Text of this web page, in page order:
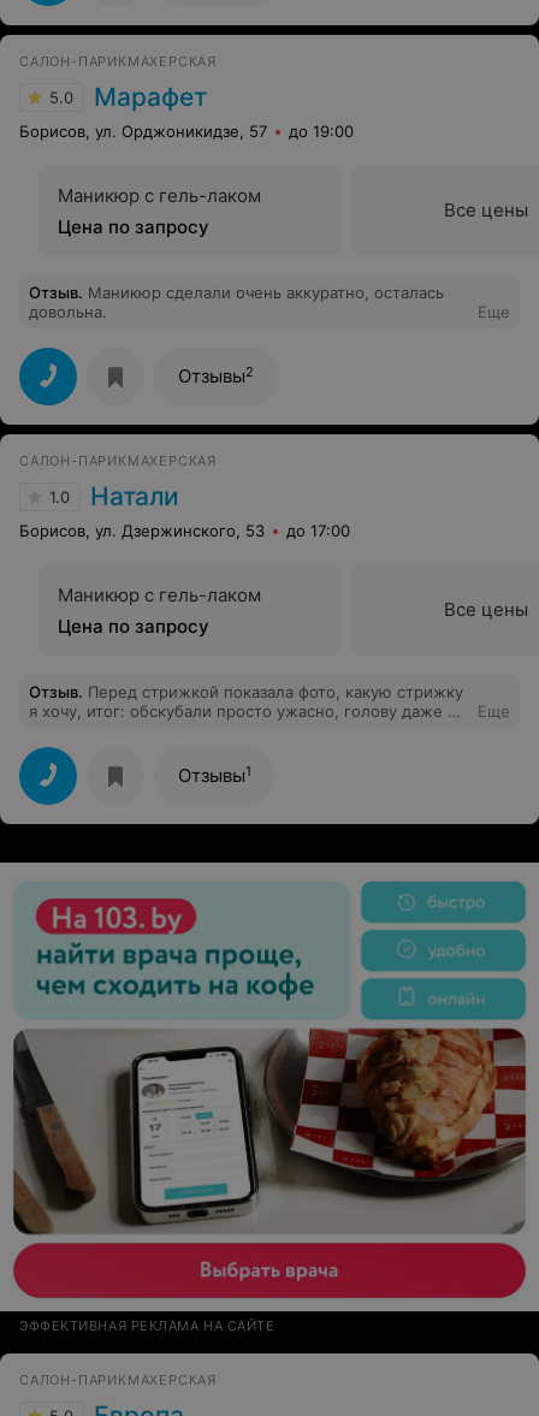
САЛОН-ПАРИКМАХЕРСКАЯ
5.0 Марафет
Борисов, ул. Орджоникидзе, 57 до 19:00
Маникюр с гель-лаком
Цена по запросу
Все цены
Отзыв. Маникюр сделали очень аккуратно, осталась
довольна.
Еще
Отзывы2
САЛОН-ПАРИКМАХЕРСКАЯ
1.0 Натали
Борисов, ул. Дзержинского, 53 до 17:00
Маникюр с гель-лаком
Цена по запросу
Все цены
Отзыв. Перед стрижкой показала фото, какую стрижку
я хочу, итог: обскубали просто ужасно, голову даже не
положила на меня неприятно пахнущее полотенце!
Начала сушить голову не нанеся термозащиту, конечно
же я попросила сама, после мне был нанесён,
наверно, самый дешевый спрей, хоть за это спасибо! В
общем просто кошмар, не ходите туда.
Еще
Отзывы1
ЭФФЕКТИВНАЯ РЕКЛАМА НА САЙТЕ
САЛОН-ПАРИКМАХЕРСКАЯ